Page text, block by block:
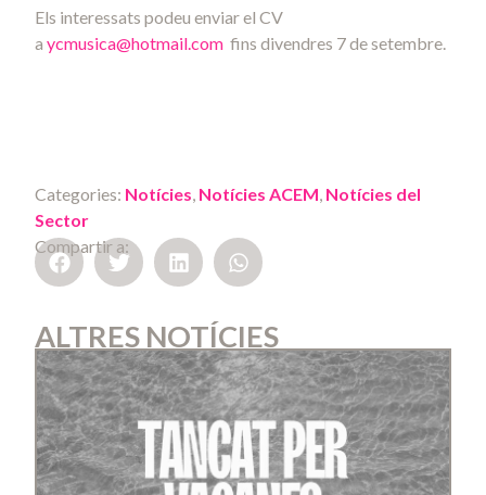
Els interessats podeu enviar el CV
a ycmusica@hotmail.com fins divendres 7 de setembre.
Categories: Notícies, Notícies ACEM, Notícies del
Sector
Compartir a:
ALTRES NOTÍCIES